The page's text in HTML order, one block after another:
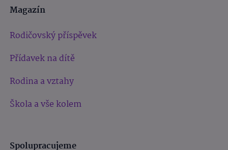
Magazín
Rodičovský příspěvek
Přídavek na dítě
Rodina a vztahy
Škola a vše kolem
Spolupracujeme